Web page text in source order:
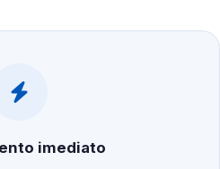
imediato